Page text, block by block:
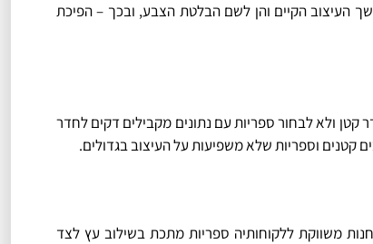
העיצוב הקיים והן לשם הבלטת הצבע, ובכך – הפיכת
ולא לבחור ספריות עם נתונים מקבילים דקים לחדר
קטנים וספריות שלא משפיעות על העיצוב בגדולים.
משווקת ללקוחותיה ספריות מתכת בשילוב עץ לצד